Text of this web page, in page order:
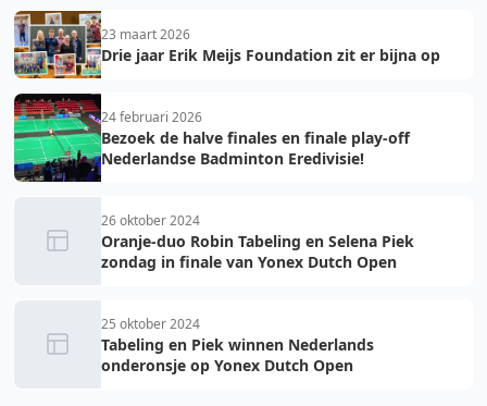
23 maart 2026
Drie jaar Erik Meijs Foundation zit er bijna op
24 februari 2026
Bezoek de halve finales en finale play-off
Nederlandse Badminton Eredivisie!
26 oktober 2024
Oranje-duo Robin Tabeling en Selena Piek
zondag in finale van Yonex Dutch Open
25 oktober 2024
Tabeling en Piek winnen Nederlands
onderonsje op Yonex Dutch Open